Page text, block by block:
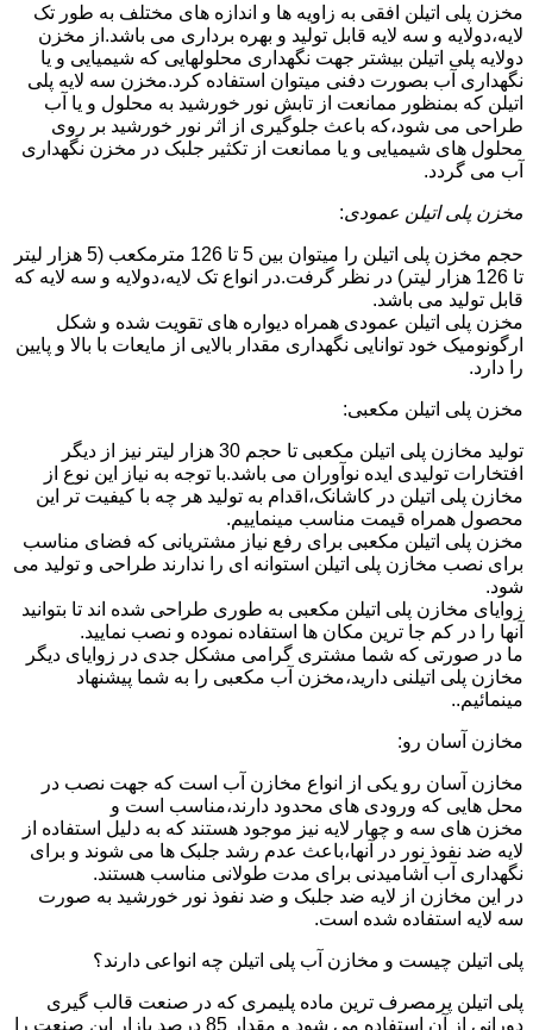
مخزن پلی اتیلن افقی به زاویه ها و اندازه های مختلف به طور تک
لایه،دولایه و سه لایه قابل تولید و بهره برداری می باشد.از مخزن
دولایه پلی اتیلن بیشتر جهت نگهداری محلولهایی که شیمیایی و یا
نگهداری آب بصورت دفنی میتوان استفاده کرد.مخزن سه لایه پلی
اتیلن که بمنظور ممانعت از تابش نور خورشید به محلول و یا آب
طراحی می شود،که باعث جلوگیری از اثر نور خورشید بر روی
محلول های شیمیایی و یا ممانعت از تکثیر جلبک در مخزن نگهداری
آب می گردد.
مخزن پلی اتیلن عمودی:
حجم مخزن پلی اتیلن را میتوان بین 5 تا 126 مترمکعب (5 هزار لیتر
تا 126 هزار لیتر) در نظر گرفت.در انواع تک لایه،دولایه و سه لایه که
قابل تولید می باشد.
مخزن پلی اتیلن عمودی همراه دیواره های تقویت شده و شکل
ارگونومیک خود توانایی نگهداری مقدار بالایی از مایعات با بالا و پایین
را دارد.
مخزن پلی اتیلن مکعبی:
تولید مخازن پلی اتیلن مکعبی تا حجم 30 هزار لیتر نیز از دیگر
افتخارات تولیدی ایده نوآوران می باشد.با توجه به نیاز این نوع از
مخازن پلی اتیلن در کاشانک،اقدام به تولید هر چه با کیفیت تر این
محصول همراه قیمت مناسب مینماییم.
مخزن پلی اتیلن مکعبی برای رفع نیاز مشتریانی که فضای مناسب
برای نصب مخازن پلی اتیلن استوانه ای را ندارند طراحی و تولید می
شود.
زوایای مخازن پلی اتیلن مکعبی به طوری طراحی شده اند تا بتوانید
آنها را در کم جا ترین مکان ها استفاده نموده و نصب نمایید.
ما در صورتی که شما مشتری گرامی مشکل جدی در زوایای دیگر
مخازن پلی اتیلنی دارید،مخزن آب مکعبی را به شما پیشنهاد
مینمائیم..
مخازن آسان رو:
مخازن آسان رو یکی از انواع مخازن آب است که جهت نصب در
محل هایی که ورودی های محدود دارند،مناسب است و
مخزن های سه و چهار لایه نیز موجود هستند که به دلیل استفاده از
لایه ضد نفوذ نور در آنها،باعث عدم رشد جلبک ها می شوند و برای
نگهداری آب آشامیدنی برای مدت طولانی مناسب هستند.
در این مخازن از لایه ضد جلبک و ضد نفوذ نور خورشید به صورت
سه لایه استفاده شده است.
پلی اتیلن چیست و مخازن آب پلی اتیلن چه انواعی دارند؟
پلی اتیلن پرمصرف ترین ماده پلیمری که در صنعت قالب گیری
دورانی از آن استفاده می شود و مقدار 85 درصد بازار این صنعت را